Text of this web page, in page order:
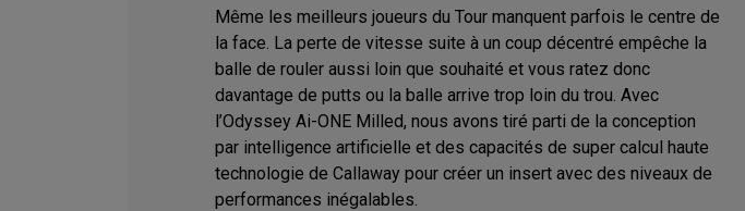
Même les meilleurs joueurs du Tour manquent parfois le centre de
la face. La perte de vitesse suite à un coup décentré empêche la
balle de rouler aussi loin que souhaité et vous ratez donc
davantage de putts ou la balle arrive trop loin du trou. Avec
l’Odyssey Ai-ONE Milled, nous avons tiré parti de la conception
par intelligence artificielle et des capacités de super calcul haute
technologie de Callaway pour créer un insert avec des niveaux de
performances inégalables.